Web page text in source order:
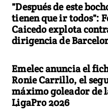
"Después de este
tienen que ir todos":
Caicedo explota
dirigencia de
Emelec anuncia el
Ronie Carrillo, el
máximo goleador de
LigaPro 2026